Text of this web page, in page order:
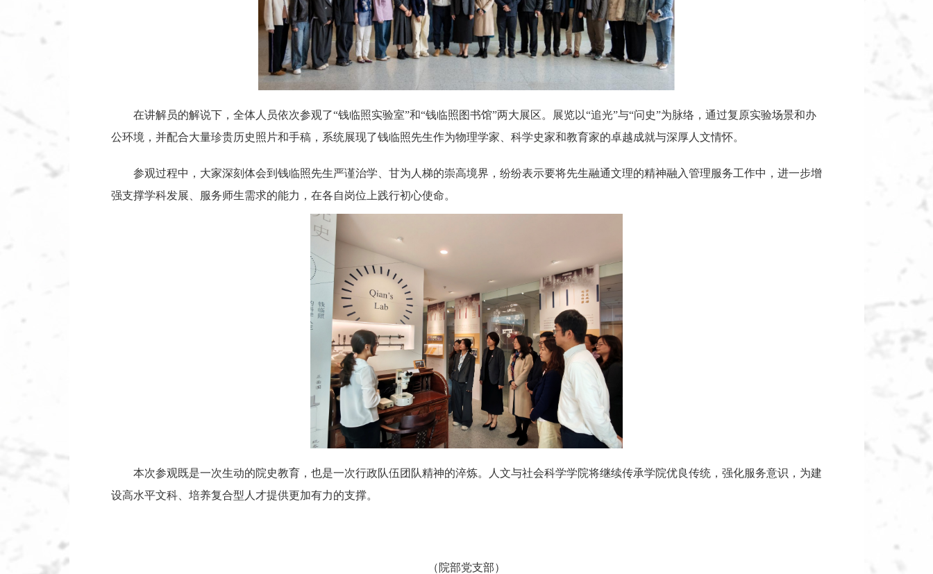
在讲解员的解说下，全体人员依次参观了“钱临照实验室”和“钱临照图书馆”两大展区。展览以“追光”与“问史”为脉络，通过复原实验场景和办
公环境，并配合大量珍贵历史照片和手稿，系统展现了钱临照先生作为物理学家、科学史家和教育家的卓越成就与深厚人文情怀。
参观过程中，大家深刻体会到钱临照先生严谨治学、甘为人梯的崇高境界，纷纷表示要将先生融通文理的精神融入管理服务工作中，进一步增
强支撑学科发展、服务师生需求的能力，在各自岗位上践行初心使命。
本次参观既是一次生动的院史教育，也是一次行政队伍团队精神的淬炼。人文与社会科学学院将继续传承学院优良传统，强化服务意识，为建
设高水平文科、培养复合型人才提供更加有力的支撑。
（院部党支部）